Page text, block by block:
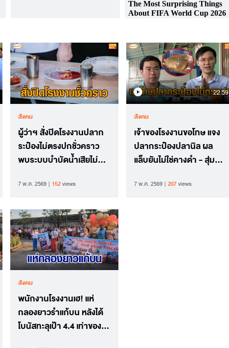
สังคม
ผู้ว่าฯ สั่งปิดโรงงานปลาก
ระป๋องไม่ตรงปกชั่วคราว
พบระบบบำบัดน้ำเสียไม่
7 พ.ค. 2569 152views
22.59
สังคม
เจ้าของโรงงานขอโทษ แจง
ปลากระป๋องปลานิล ผล
แล็บยันไม่ใช่คางดำ - สุ่ม
7 พ.ค. 2569 207views
สังคม
พนักงานโรงงานเฮ! แห่
กลองยาวรำแก้บน หลังได้
โบนัสทะลุเป้า 4.4 เท่าของ